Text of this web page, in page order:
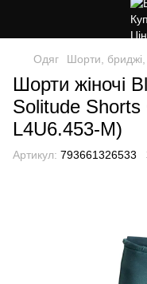
Одяг Шорти, бриджі,
Шорти жіночі
Solitude
L4U6.453-M)
Артикул: 793661326533